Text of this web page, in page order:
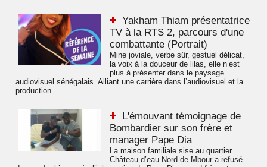
Yakham Thiam présentatrice
TV à la RTS 2, parcours d'une
combattante (Portrait)
Mine joviale, verbe sûr, gestuel délicat,
la voix à la douceur de lilas, elle n’est
plus à présenter dans le paysage
audiovisuel sénégalais. Alliant une carrière dans l’audiovisuel et la
production...
L'émouvant témoignage de
Bombardier sur son frère et
manager Pape Dia
La maison familiale sise au quartier
Château d’eau Nord de Mbour a refusé